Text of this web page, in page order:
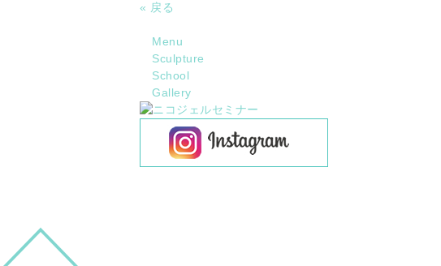
« 戻る
Menu
Sculpture
School
Gallery